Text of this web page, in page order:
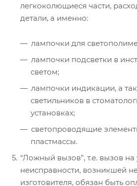
легкоколющиеся части,
детали, а именно:
лампочки для
лампочки подсветки в
светом;
лампочки индикации, а
светильников в
установках;
светопроводящие
пластмассы.
“Ложный вызов”, т.е. вызов на
неисправности, возникшей
изготовителя, обязан быть